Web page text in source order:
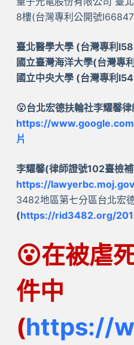
8樓(台灣專利公開號
臺北醫學大學 (台灣專利
國立臺灣海洋大學(台灣專
國立中央大學 (台灣專利
😮台北宏德扶輪社李耀馨
https://
片
李耀馨(律師證號102臺檢
https://
3482地區第七分區台北宏
(https://rid3482.org/
😮在被虐
件中
(https://